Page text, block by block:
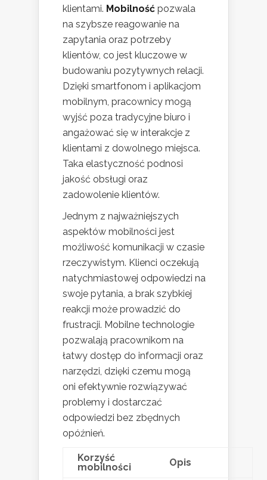
klientami. Mobilność pozwala
na szybsze reagowanie na
zapytania oraz potrzeby
klientów, co jest kluczowe w
budowaniu pozytywnych relacji.
Dzięki smartfonom i aplikacjom
mobilnym, pracownicy mogą
wyjść poza tradycyjne biuro i
angażować się w interakcje z
klientami z dowolnego miejsca.
Taka elastyczność podnosi
jakość obsługi oraz
zadowolenie klientów.
Jednym z najważniejszych
aspektów mobilności jest
możliwość komunikacji w czasie
rzeczywistym. Klienci oczekują
natychmiastowej odpowiedzi na
swoje pytania, a brak szybkiej
reakcji może prowadzić do
frustracji. Mobilne technologie
pozwalają pracownikom na
łatwy dostęp do informacji oraz
narzędzi, dzięki czemu mogą
oni efektywnie rozwiązywać
problemy i dostarczać
odpowiedzi bez zbędnych
opóźnień.
Korzyść
mobilności
Opis